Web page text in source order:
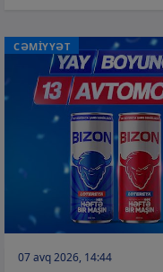
CƏMİYYƏT
07 avq 2026, 14:44